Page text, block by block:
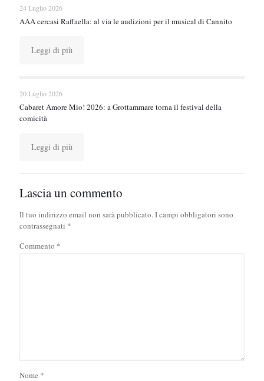
24 Luglio 2026
AAA cercasi Raffaella: al via le audizioni per il musical di Cannito
Leggi di più
20 Luglio 2026
Cabaret Amore Mio! 2026: a Grottammare torna il festival della
comicità
Leggi di più
Lascia un commento
Il tuo indirizzo email non sarà pubblicato.I campi obbligatori sono
contrassegnati *
Commento *
Nome *